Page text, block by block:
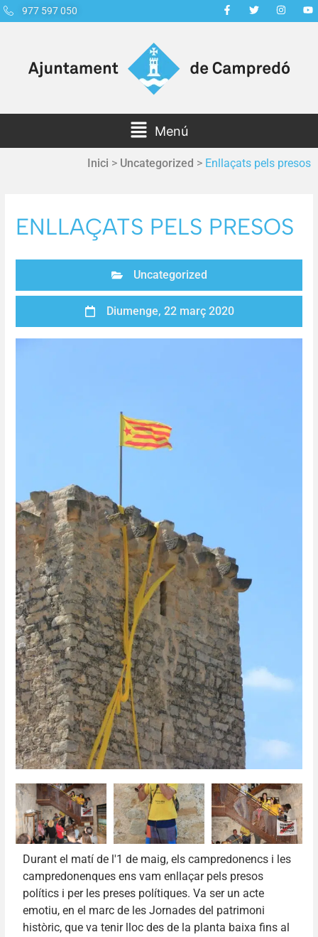
977 597 050
Menú
Inici > Uncategorized > Enllaçats pels presos
ENLLAÇATS PELS PRESOS
Uncategorized
Diumenge, 22 març 2020
Durant el matí de l'1 de maig, els campredonencs i les
campredonenques ens vam enllaçar pels presos
polítics i per les preses polítiques. Va ser un acte
emotiu, en el marc de les Jornades del patrimoni
històric, que va tenir lloc des de la planta baixa fins al